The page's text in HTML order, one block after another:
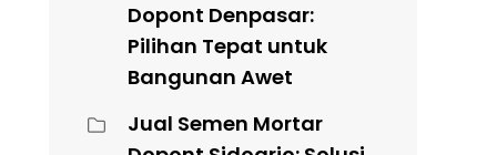
Dopont Denpasar:
Pilihan Tepat untuk
Bangunan Awet
Jual Semen Mortar